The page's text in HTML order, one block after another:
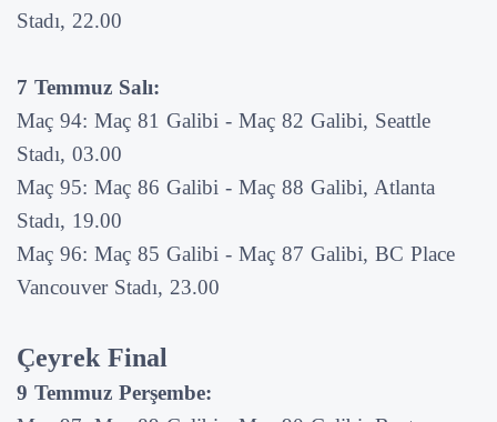
Stadı, 22.00
7 Temmuz Salı:
Maç 94: Maç 81 Galibi - Maç 82 Galibi, Seattle
Stadı, 03.00
Maç 95: Maç 86 Galibi - Maç 88 Galibi, Atlanta
Stadı, 19.00
Maç 96: Maç 85 Galibi - Maç 87 Galibi, BC Place
Vancouver Stadı, 23.00
Çeyrek Final
9 Temmuz Perşembe: